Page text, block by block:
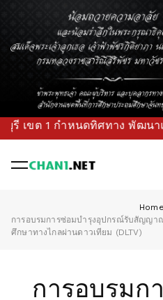
ต 1 กำหนดทิศทาง พัฒนาแผน
Home
การอบรมการซ่อมบำรุงอุปกรณ์รับสัญญาณ
ศึกษาทางไกลผ่านดาวเทียม (DLTV)
การอบรมก